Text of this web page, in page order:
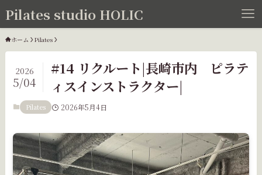
Pilates studio HOLIC
ホーム Pilates
#14 リクルート|長崎市内 ピラテ
ィスインストラクター|
2026
5/04
Pilates 2026年5月4日